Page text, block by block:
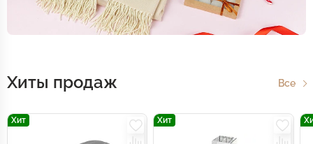
Хиты продаж Все
Хит Хит